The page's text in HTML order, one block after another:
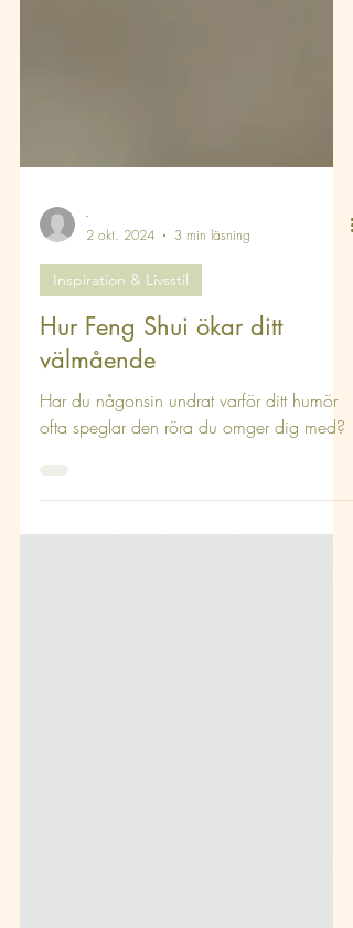
2 okt. 2024
3 min läsning
Inspiration & Livsstil
Hur Feng Shui ökar ditt
välmående
Har du någonsin undrat varför ditt humör
ofta speglar den röra du omger dig med?